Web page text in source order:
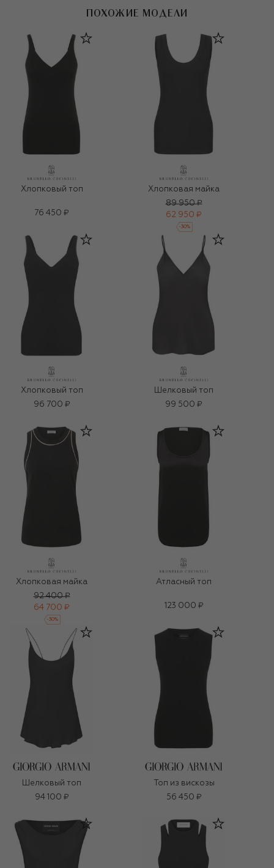
ПОХОЖИЕ МОДЕЛИ
Хлопковый топ
76 450 ₽
Хлопковая майка
89 950 ₽
62 950 ₽
-30%
Хлопковый топ
96 700 ₽
Шелковый топ
99 500 ₽
Хлопковая майка
92 400 ₽
64 700 ₽
-30%
Атласный топ
123 000 ₽
Шелковый топ
94 100 ₽
Топ из вискозы
56 450 ₽